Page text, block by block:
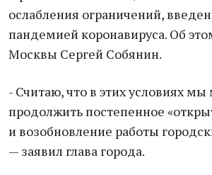
ослабления ограничений,
пандемией коронавируса. Об
Москвы Сергей Собянин.
- Считаю, что в этих условиях
продолжить постепенное
и возобновление работы
— заявил глава города.